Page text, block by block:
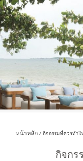
หน้าหลัก กิจกรรมที่ควรทำใ
กิจกร